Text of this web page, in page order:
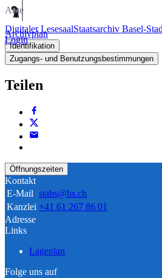
Digitaler LesesaalStaatsarchiv Basel-
Login
Akte
Archivplan
Identifikation
Zugangs- und Benutzungsbestimmungen
Teilen
Öffnungszeiten
Kontakt
E-Mail stabs@bs.ch
Kanzlei +41 61 267 86 01
Adresse
Links
Lageplan
Folge uns auf